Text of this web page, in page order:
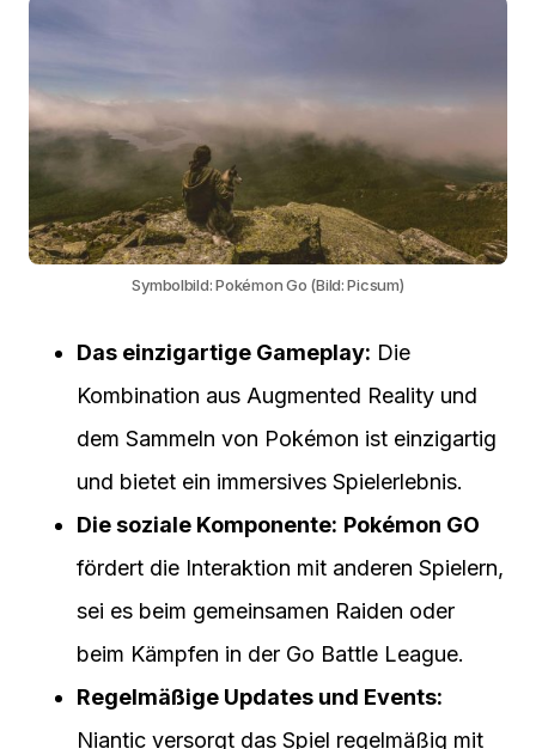
Symbolbild: Pokémon Go (Bild: Picsum)
Das einzigartige Gameplay: Die
Kombination aus Augmented Reality und
dem Sammeln von Pokémon ist einzigartig
und bietet ein immersives Spielerlebnis.
Die soziale Komponente: Pokémon GO
fördert die Interaktion mit anderen Spielern,
sei es beim gemeinsamen Raiden oder
beim Kämpfen in der Go Battle League.
Regelmäßige Updates und Events:
Niantic versorgt das Spiel regelmäßig mit